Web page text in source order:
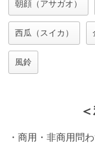
朝顔（アサガオ）
西瓜（スイカ）
風鈴
・商用・非商用問